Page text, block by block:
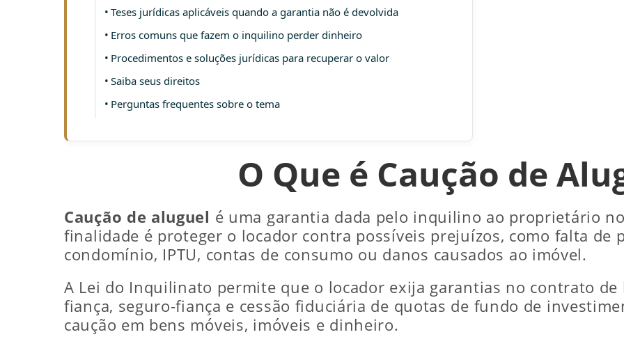
Teses jurídicas aplicáveis quando a garantia não é devolvida
Erros comuns que fazem o inquilino perder dinheiro
Procedimentos e soluções jurídicas para recuperar o valor
Saiba seus direitos
Perguntas frequentes sobre o tema
O Que é Caução de
Caução de aluguel é uma garantia dada pelo inquilino ao proprietário
finalidade é proteger o locador contra possíveis prejuízos, como falta de
condomínio, IPTU, contas de consumo ou danos causados ao imóvel.
A Lei do Inquilinato permite que o locador exija garantias no contrato de
fiança, seguro-fiança e cessão fiduciária de quotas de fundo de
caução em bens móveis, imóveis e dinheiro.